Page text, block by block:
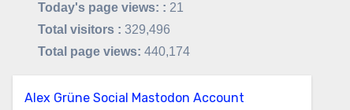
Today's page views: : 21
Total visitors : 329,496
Total page views: 440,174
Alex Grüne Social Mastodon Account